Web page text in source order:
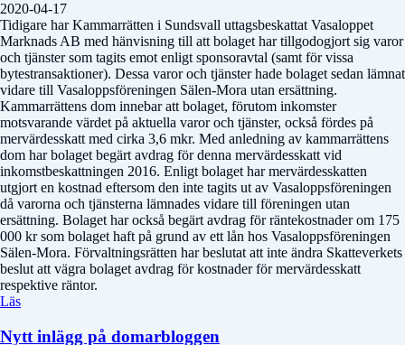
2020-04-17
Tidigare har Kammarrätten i Sundsvall uttagsbeskattat Vasaloppet
Marknads AB med hänvisning till att bolaget har tillgodogjort sig varor
och tjänster som tagits emot enligt sponsoravtal (samt för vissa
bytestransaktioner). Dessa varor och tjänster hade bolaget sedan lämnat
vidare till Vasaloppsföreningen Sälen-Mora utan ersättning.
Kammarrättens dom innebar att bolaget, förutom inkomster
motsvarande värdet på aktuella varor och tjänster, också fördes på
mervärdesskatt med cirka 3,6 mkr. Med anledning av kammarrättens
dom har bolaget begärt avdrag för denna mervärdesskatt vid
inkomstbeskattningen 2016. Enligt bolaget har mervärdesskatten
utgjort en kostnad eftersom den inte tagits ut av Vasaloppsföreningen
då varorna och tjänsterna lämnades vidare till föreningen utan
ersättning. Bolaget har också begärt avdrag för räntekostnader om 175
000 kr som bolaget haft på grund av ett lån hos Vasaloppsföreningen
Sälen-Mora. Förvaltningsrätten har beslutat att inte ändra Skatteverkets
beslut att vägra bolaget avdrag för kostnader för mervärdesskatt
respektive räntor.
Läs
Nytt inlägg på domarbloggen